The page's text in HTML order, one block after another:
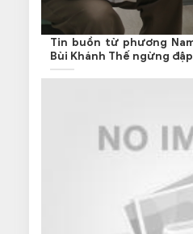
Tin buồn từ phương
Bùi Khánh Thế ngừng đập